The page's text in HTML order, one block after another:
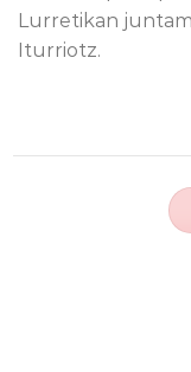
Lurretikan
Iturriotz.